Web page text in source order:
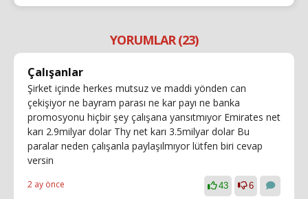
YORUMLAR (23)
Çalışanlar
Şirket içinde herkes mutsuz ve maddi yönden can
çekişiyor ne bayram parası ne kar payı ne banka
promosyonu hiçbir şey çalışana yansıtmıyor Emirates net
karı 2.9milyar dolar Thy net karı 3.5milyar dolar Bu
paralar neden çalışanla paylaşılmıyor lütfen biri cevap
versin
2 ay önce 43 6